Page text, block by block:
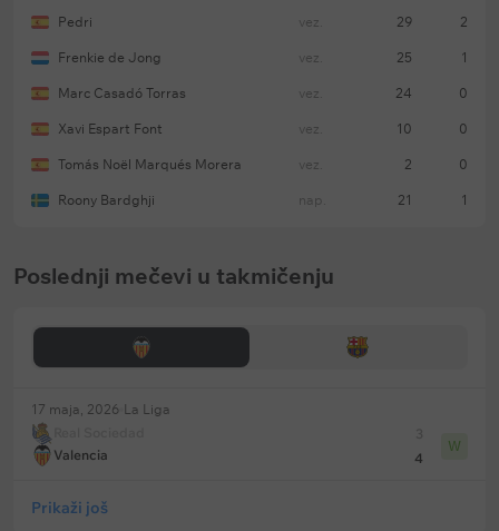
Pedri vez. 29 2
Frenkie de Jong vez. 25 1
Marc Casadó Torras vez. 24 0
Xavi Espart Font vez. 10 0
Tomás Noël Marqués Morera vez. 2 0
Roony Bardghji nap. 21 1
Poslednji mečevi u takmičenju
17 maja, 2026 La Liga
Valencia
4
W
Prikaži još